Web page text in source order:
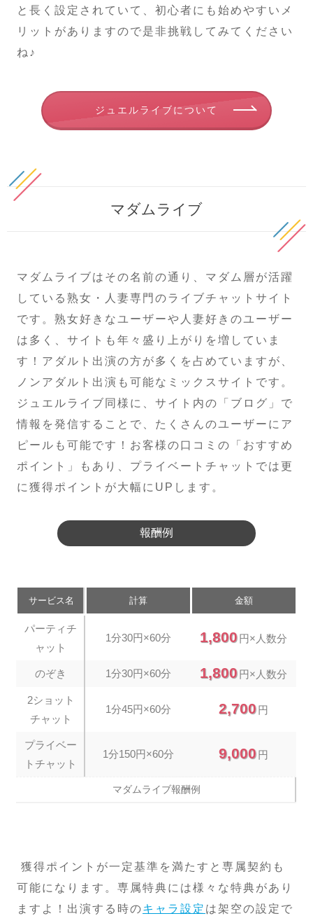
と長く設定されていて、初心者にも始めやすいメ
リットがありますので是非挑戦してみてください
ね♪
ジュエルライブについて
マダムライブ
マダムライブはその名前の通り、マダム層が活躍
している熟女・人妻専門のライブチャットサイト
です。熟女好きなユーザーや人妻好きのユーザー
は多く、サイトも年々盛り上がりを増していま
す！アダルト出演の方が多くを占めていますが、
ノンアダルト出演も可能なミックスサイトです。
ジュエルライブ同様に、サイト内の「ブログ」で
情報を発信することで、たくさんのユーザーにア
ピールも可能です！お客様の口コミの「おすすめ
ポイント」もあり、プライベートチャットでは更
に獲得ポイントが大幅にUPします。
報酬例
サービス名 計算 金額
パーティチ
ャット
1分30円×60分 1,800円×人数分
のぞき 1分30円×60分 1,800円×人数分
2ショット
チャット
1分45円×60分 2,700円
プライベー
トチャット
1分150円×60分 9,000円
マダムライブ報酬例
獲得ポイントが一定基準を満たすと専属契約も
可能になります。専属特典には様々な特典があり
ますよ！出演する時のキャラ設定 は架空の設定で